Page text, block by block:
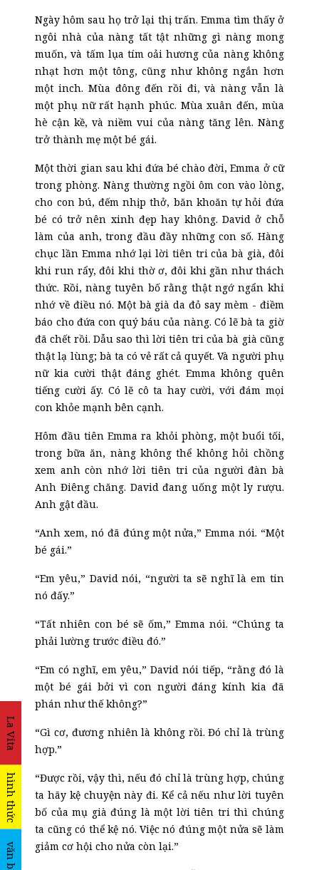
La Vita
hình thức
văn bản
Ngày hôm sau họ trở lại thị trấn. Emma tìm thấy ở
ngôi nhà của nàng tất tật những gì nàng mong
muốn, và tấm lụa tím oải hương của nàng không
nhạt hơn một tông, cũng như không ngắn hơn
một inch. Mùa đông đến rồi đi, và nàng vẫn là
một phụ nữ rất hạnh phúc. Mùa xuân đến, mùa
hè cận kề, và niềm vui của nàng tăng lên. Nàng
trở thành mẹ một bé gái.
Một thời gian sau khi đứa bé chào đời, Emma ở cữ
trong phòng. Nàng thường ngồi ôm con vào lòng,
cho con bú, đếm nhịp thở, băn khoăntự hỏi đứa
bé có trở nên xinh đẹp hay không. David ở chỗ
làm của anh, trong đầu đầy những con số. Hàng
chục lần Emma nhớ lại lời tiên tri của bà già, đôi
khi run rẩy, đôi khi thờ ơ, đôi khi gần như thách
thức. Rồi, nàng tuyên bố rằng thật ngớ ngẩn khi
nhớ về điều nó. Một bà già da đỏ say mèm - điềm
báo cho đứa con quý báu của nàng. Có lẽ bà ta giờ
đã chết rồi. Dẫu sao thì lời tiên tri của bà già cũng
thật lạ lùng; bà ta có vẻ rấtcả quyết. Và người phụ
nữ kia cười thật đáng ghét. Emma không quên
tiếng cười ấy. Có lẽ cô ta hay cười, với đám mọi
con khỏe mạnh bên cạnh.
Hôm đầu tiên Emma ra khỏi phòng, một buổi tối,
trong bữa ăn, nàng không thể không hỏi chồng
xem anh còn nhớ lời tiên tri của người đàn bà
Anh Điêng chăng. David đang uống một ly rượu.
Anh gật đầu.
“Anh xem, nó đã đúng một nửa,” Emma nói. “Một
bé gái.”
“Em yêu,” David nói, “người ta sẽ nghĩ là em tin
nó đấy.”
“Tất nhiên con bé sẽ ốm,” Emma nói. “Chúng ta
phải lường trước điều đó.”
“Em có nghĩ, em yêu,” David nói tiếp, “rằng đó là
một bé gái bởi vì con người đáng kính kia đã
phán như thế không?”
“Gì cơ, đương nhiên là không rồi. Đó chỉ là trùng
hợp.”
“Được rồi, vậy thì, nếu đó chỉ là trùng hợp, chúng
ta hãy kệ chuyện này đi. Kể cả nếu như lời tuyên
bố của mụ già đúng là một lời tiên tri thì chúng
ta cũng có thể kệ nó. Việc nó đúng một nửa sẽ làm
giảm cơ hội cho nửa còn lại.”